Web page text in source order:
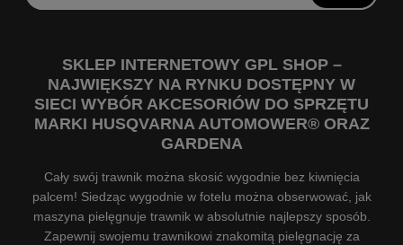
SKLEP INTERNETOWY GPL SHOP –
NAJWIĘKSZY NA RYNKU DOSTĘPNY W
SIECI WYBÓR AKCESORIÓW DO SPRZĘTU
MARKI HUSQVARNA AUTOMOWER® ORAZ
GARDENA
Cały swój trawnik można skosić wygodnie bez kiwnięcia
palcem! Siedząc wygodnie w fotelu można obserwować, jak
maszyna pielęgnuje trawnik w absolutnie najlepszy sposób.
Zapewnij swojemu trawnikowi znakomitą pielęgnację za